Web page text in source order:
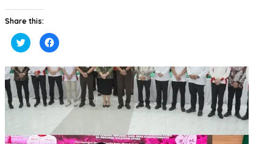
Share this:
Klik
untuk
berbagi
Twitter(Membuka
di
jendela
yang
baru)
Klik
untuk
Facebook(Membuka
di
jendela
yang
baru)